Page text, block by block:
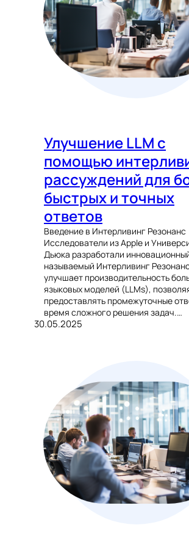
Улучшение LLM с
помощью
рассуждений для
быстрых и точных
ответов
Введение в Интерливинг Резонанс
Исследователи из Apple и
Дьюка разработали
называемый Интерливинг
улучшает производительность
языковых моделей (LLMs),
предоставлять промежуточные
время сложного решения задач.…
30.05.2025